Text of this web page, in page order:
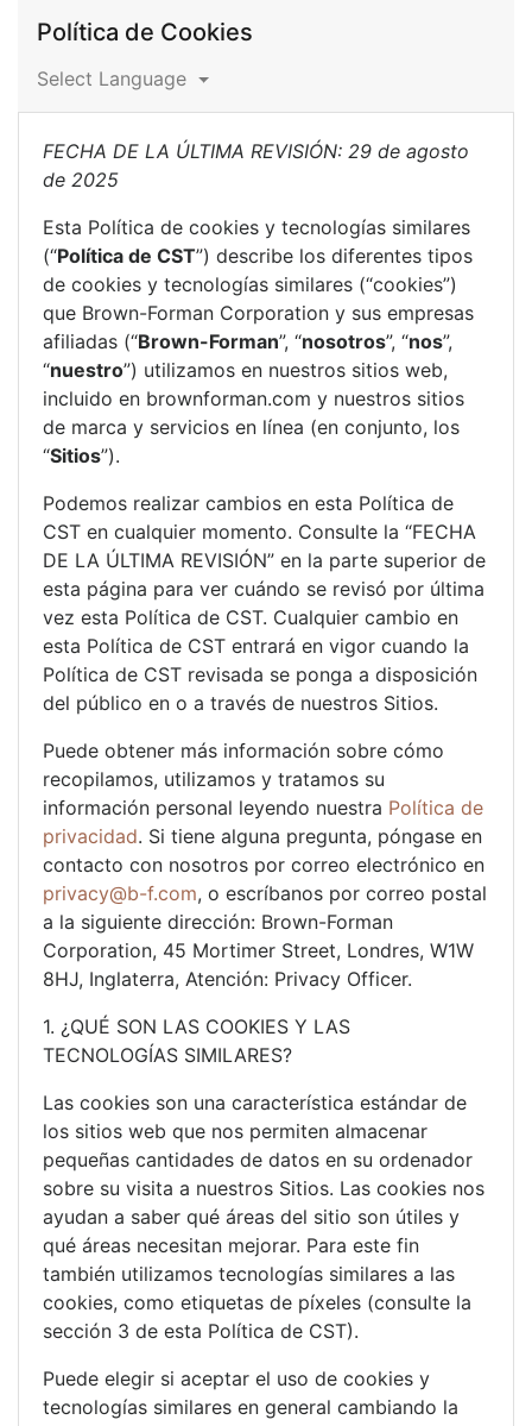
Política de Cookies
Select Language
FECHA DE LA ÚLTIMA REVISIÓN: 29 de agosto
de 2025
Esta Política de cookies y tecnologías similares
(“Política de CST”) describe los diferentes tipos
de cookies y tecnologías similares (“cookies”)
que Brown-Forman Corporation y sus empresas
afiliadas (“Brown-Forman”, “nosotros”, “nos”,
“nuestro”) utilizamos en nuestros sitios web,
incluido en brownforman.com y nuestros sitios
de marca y servicios en línea (en conjunto, los
“Sitios”).
Podemos realizar cambios en esta Política de
CST en cualquier momento. Consulte la “FECHA
DE LA ÚLTIMA REVISIÓN” en la parte superior de
esta página para ver cuándo se revisó por última
vez esta Política de CST. Cualquier cambio en
esta Política de CST entrará en vigor cuando la
Política de CST revisada se ponga a disposición
del público en o a través de nuestros Sitios.
Puede obtener más información sobre cómo
recopilamos, utilizamos y tratamos su
información personal leyendo nuestra Política de
privacidad. Si tiene alguna pregunta, póngase en
contacto con nosotros por correo electrónico en
privacy@b-f.com, o escríbanos por correo postal
a la siguiente dirección: Brown-Forman
Corporation, 45 Mortimer Street, Londres, W1W
8HJ, Inglaterra, Atención: Privacy Officer.
1. ¿QUÉ SON LAS COOKIES Y LAS
TECNOLOGÍAS SIMILARES?
Las cookies son una característica estándar de
los sitios web que nos permiten almacenar
pequeñas cantidades de datos en su ordenador
sobre su visita a nuestros Sitios. Las cookies nos
ayudan a saber qué áreas del sitio son útiles y
qué áreas necesitan mejorar. Para este fin
también utilizamos tecnologías similares a las
cookies, como etiquetas de píxeles (consulte la
sección 3 de esta Política de CST).
Puede elegir si aceptar el uso de cookies y
tecnologías similares en general cambiando la